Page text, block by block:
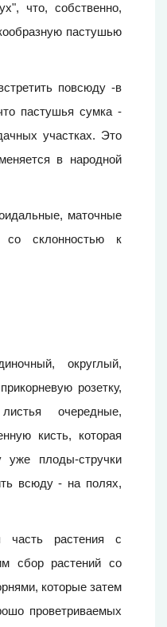
что, собственно,
пастушью
повсюду -в
пастушья сумка -
участках. Это
в народной
маточные
со склонностью к
округлый,
розетку,
очередные,
кисть, которая
уже плоды-стручки
всюду - на полях,
часть растения с
сбор растений со
которые затем
проветриваемых